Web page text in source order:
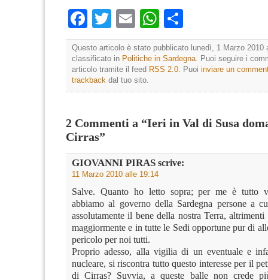
Facebook
TwitterEmailWhatsApp
Questo articolo è stato pubblicato lunedì, 1 Marzo 2010
classificato in Politiche in Sardegna. Puoi seguire i
articolo tramite il feed RSS 2.0. Puoi inviare un
trackback dal tuo sito.
2 Commenti a “Ieri in Val di Susa
Cirras”
GIOVANNI PIRAS scrive:
11 Marzo 2010 alle 19:14
Salve. Quanto ho letto sopra; per me è tutto
abbiamo al governo della Sardegna persone a
assolutamente il bene della nostra Terra, altrimenti
maggiormente e in tutte le Sedi opportune pur di
pericolo per noi tutti.
Proprio adesso, alla vigilia di un eventuale e
nucleare, si riscontra tutto questo interesse per il
di Cirras? Suvvia, a queste balle non crede